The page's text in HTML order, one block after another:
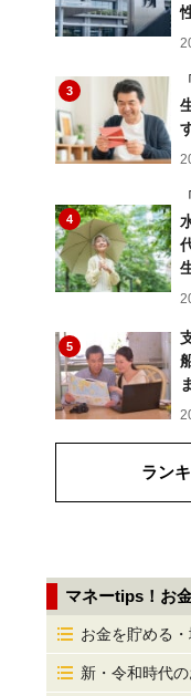
3
4
5
ラン
マネーtips！お
お金を貯める
新・令和時代